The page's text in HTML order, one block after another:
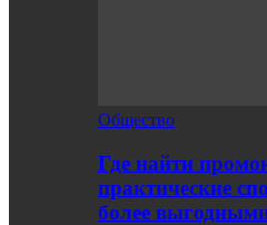
Общество
Где найти
практические
более